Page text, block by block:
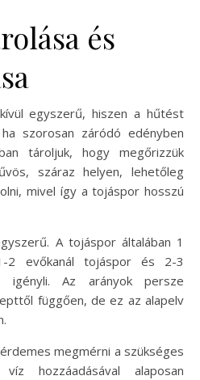
és
egyszerű, hiszen a hűtést
szorosan záródó edényben
tároljuk, hogy megőrizzük
száraz helyen, lehetőleg
mivel így a tojáspor hosszú
A tojáspor általában 1
2 evőkanál tojáspor és 2-3
igényli. Az arányok persze
függően, de ez az alapelv
megmérni a szükséges
hozzáadásával alaposan